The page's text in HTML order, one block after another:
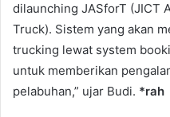
dilaunching JASforT (JICT
Truck). Sistem yang akan
trucking lewat system
untuk memberikan
pelabuhan,” ujar Budi. *rah